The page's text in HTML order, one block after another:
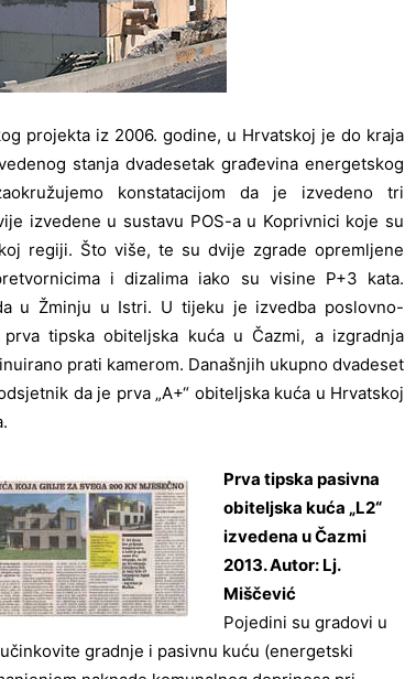
projekta iz 2006. godine, u Hrvatskoj je do kraja
stanja dvadesetak građevina energetskog
konstatacijom da je izvedeno tri
izvedene u sustavu POS-a u Koprivnici koje su
regiji. Što više, te su dvije zgrade opremljene
i dizalima iako su visine P+3 kata.
u Žminju u Istri. U tijeku je izvedba poslovno-
tipska obiteljska kuća u Čazmi, a izgradnja
prati kamerom. Današnjih ukupno dvadeset
da je prva „A+“ obiteljska kuća u Hrvatskoj
Prva tipska pasivna
obiteljska kuća „L2“
izvedena u Čazmi
2013. Autor: Lj.
Miščević
Pojedini su gradovi u
gradnje i pasivnu kuću (energetski